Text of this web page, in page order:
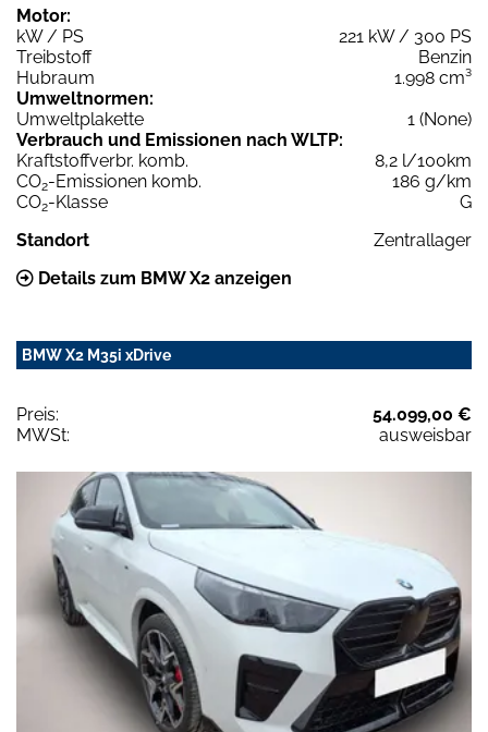
Motor:
kW / PS
221 kW / 300 PS
Treibstoff
Benzin
Hubraum
1.998 cm³
Umweltnormen:
Umweltplakette
1 (None)
Verbrauch und Emissionen nach WLTP:
Kraftstoffverbr. komb.
8,2 l/100km
CO2-Emissionen komb.
186 g/km
CO2-Klasse
G
Standort
Zentrallager
Details zum BMW X2 anzeigen
BMW X2 M35i xDrive
Preis:
54.099,00 €
MWSt:
ausweisbar